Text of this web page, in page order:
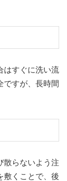
はすぐに洗い流
ですが、長時間
散らないよう注
敷くことで、後